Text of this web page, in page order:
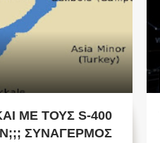
ΜΕ ΤΟΥΣ S-400
ΣΥΝΑΓΕΡΜΟΣ